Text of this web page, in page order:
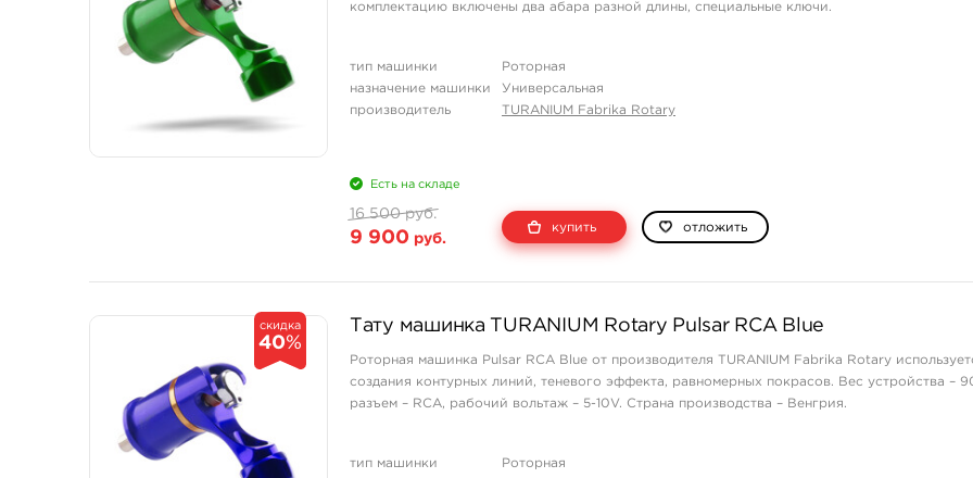
комплектацию включены два абара разной длины, специальные ключи.
тип машинки
Роторная
назначение машинки
Универсальная
производитель
TURANIUM Fabrika Rotary
Есть на складе
16 500 руб.
9 900 руб.
купить отложить
скидка
40%
Тату машинка TURANIUM Rotary Pulsar RCA Blue
Роторная машинка Pulsar RCA Blue от производителя TURANIUM Fabrika Rotary
создания контурных линий, теневого эффекта, равномерных покрасов. Вес устройства –
разъем – RCA, рабочий вольтаж – 5-10V. Страна производства – Венгрия.
тип машинки
Роторная